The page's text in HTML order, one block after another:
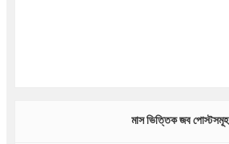
মাস ভিত্তিক জব পোস্টসমূহ